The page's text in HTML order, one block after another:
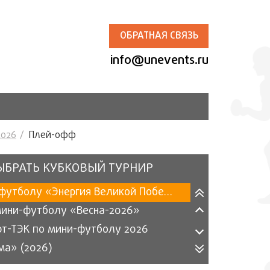
ОБРАТНАЯ СВЯЗЬ
info@unevents.ru
Плей-офф
КУБКОВЫЙ ТУРНИР
Турнир по футболу «Энергия Великой Победы» 2026
футболу «Весна-2026»
ТЭК по мини-футболу 2026
(2026)